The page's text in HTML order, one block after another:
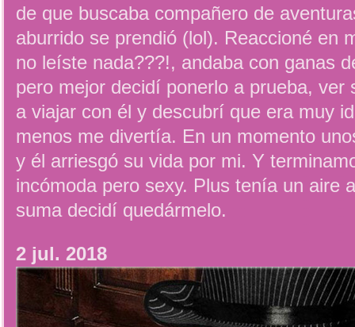
de que buscaba compañero de
aburrido se prendió (lol). Reaccioné en
no leíste nada???!, andaba con ganas
pero mejor decidí ponerlo a prueba, ver
a viajar con él y descubrí que era muy
menos me divertía. En un momento
y él arriesgó su vida por mi. Y
incómoda pero sexy. Plus tenía un aire
suma decidí quedármelo.
2 jul. 2018